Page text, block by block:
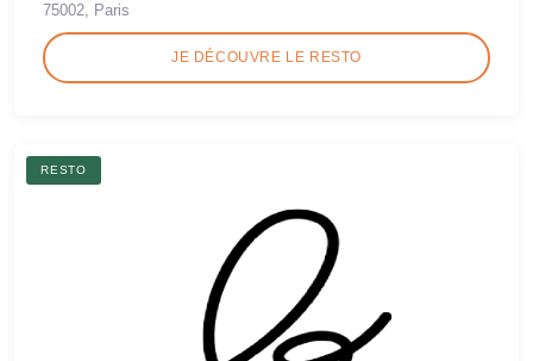
75002, Paris
JE DÉCOUVRE LE RESTO
RESTO